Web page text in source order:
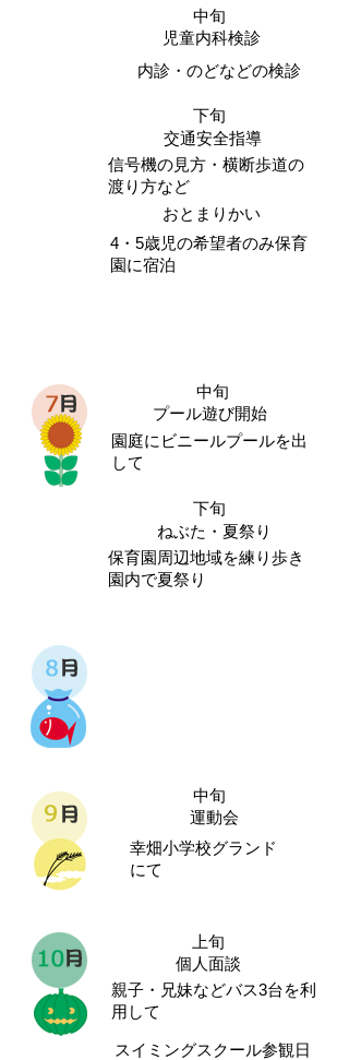
中旬
プール遊び開始
園庭にビニールプールを出
して
下旬
ねぶた・夏祭り
保育園周辺地域を練り歩き
園内で夏祭り
中旬
児童内科検診
内診・のどなどの検診
下旬
交通安全指導
信号機の見方・横断歩道の
渡り方など
おとまりかい
4・5歳児の希望者のみ保育
園に宿泊
中旬
運動会
幸畑小学校グランド
にて
上旬
個人面談
親子・兄妹などバス3台を利
用して
スイミングスクール参観日